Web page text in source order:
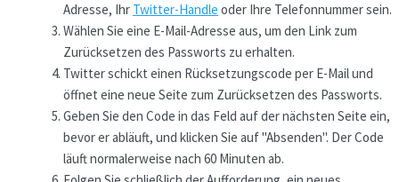
Adresse, Ihr Twitter-Handle oder Ihre Telefonnummer sein.
Wählen Sie eine E-Mail-Adresse aus, um den Link zum
Zurücksetzen des Passworts zu erhalten.
Twitter schickt einen Rücksetzungscode per E-Mail und
öffnet eine neue Seite zum Zurücksetzen des Passworts.
Geben Sie den Code in das Feld auf der nächsten Seite ein,
bevor er abläuft, und klicken Sie auf "Absenden". Der Code
läuft normalerweise nach 60 Minuten ab.